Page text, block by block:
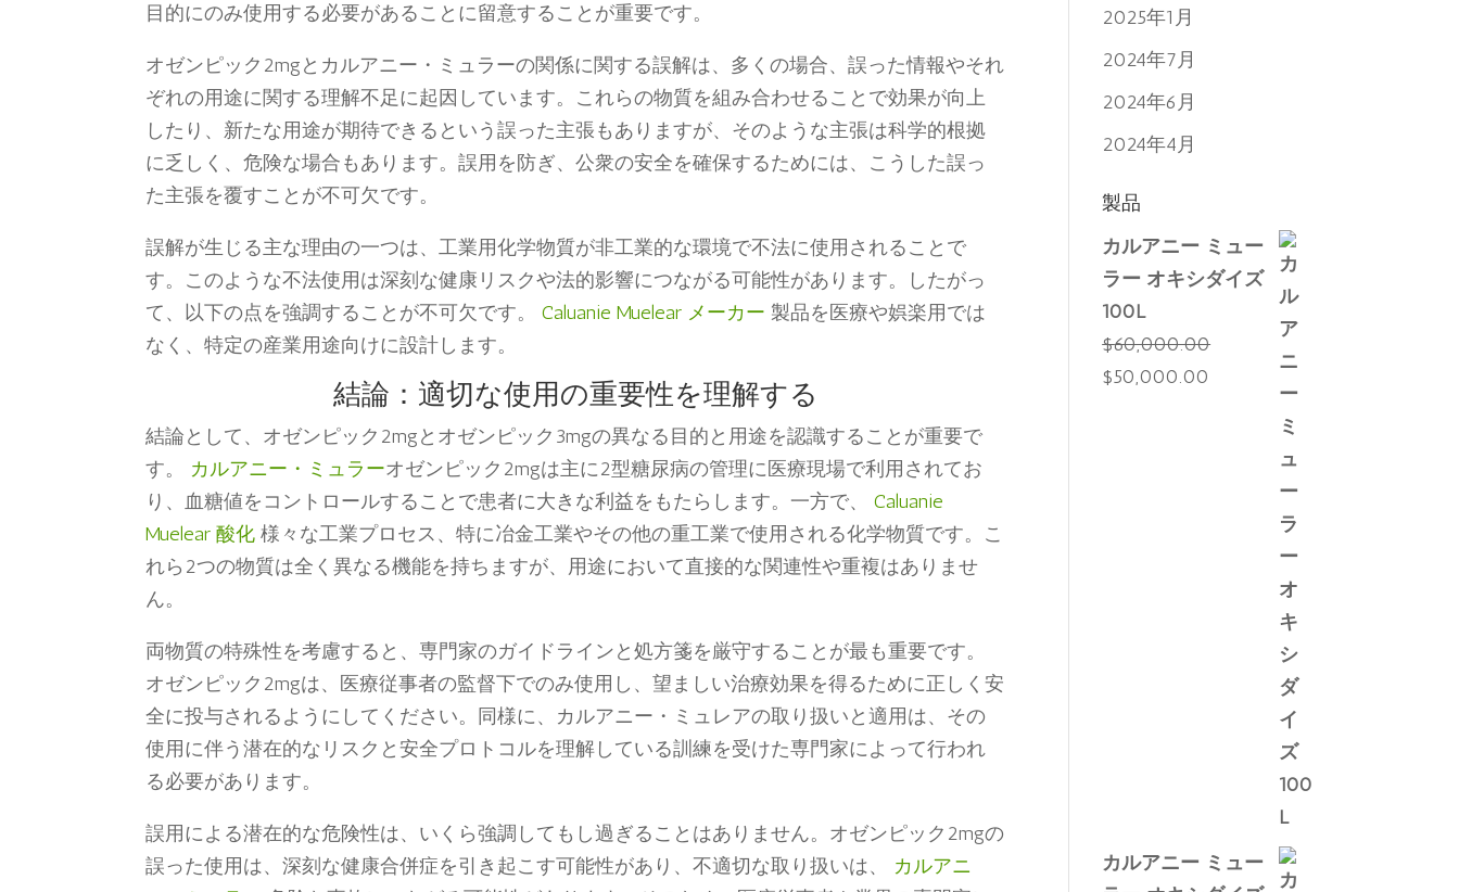
目的にのみ使用する必要があることに留意することが重要です。
オゼンピック2mgとカルアニー・ミュラーの関係に関する誤解は、多くの場合、誤った情報やそれ
ぞれの用途に関する理解不足に起因しています。これらの物質を組み合わせることで効果が向上
したり、新たな用途が期待できるという誤った主張もありますが、そのような主張は科学的根拠
に乏しく、危険な場合もあります。誤用を防ぎ、公衆の安全を確保するためには、こうした誤っ
た主張を覆すことが不可欠です。
誤解が生じる主な理由の一つは、工業用化学物質が非工業的な環境で不法に使用されることで
す。このような不法使用は深刻な健康リスクや法的影響につながる可能性があります。したがっ
て、以下の点を強調することが不可欠です。Caluanie Muelear メーカー 製品を医療や娯楽用では
なく、特定の産業用途向けに設計します。
結論：適切な使用の重要性を理解する
結論として、オゼンピック2mgとオゼンピック3mgの異なる目的と用途を認識することが重要で
す。 カルアニー・ミュラーオゼンピック2mgは主に2型糖尿病の管理に医療現場で利用されてお
り、血糖値をコントロールすることで患者に大きな利益をもたらします。一方で、Caluanie
Muelear 酸化 様々な工業プロセス、特に冶金工業やその他の重工業で使用される化学物質です。こ
れら2つの物質は全く異なる機能を持ちますが、用途において直接的な関連性や重複はありませ
ん。
両物質の特殊性を考慮すると、専門家のガイドラインと処方箋を厳守することが最も重要です。
オゼンピック2mgは、医療従事者の監督下でのみ使用し、望ましい治療効果を得るために正しく安
全に投与されるようにしてください。同様に、カルアニー・ミュレアの取り扱いと適用は、その
使用に伴う潜在的なリスクと安全プロトコルを理解している訓練を受けた専門家によって行われ
る必要があります。
誤用による潜在的な危険性は、いくら強調してもし過ぎることはありません。オゼンピック2mgの
誤った使用は、深刻な健康合併症を引き起こす可能性があり、不適切な取り扱いは、 カルアニ
2025年1月
2024年7月
2024年6月
2024年4月
製品
カルアニー ミュー
ラー オキシダイズ
100L
$60,000.00
元
$50,000.00
カルアニー ミュー